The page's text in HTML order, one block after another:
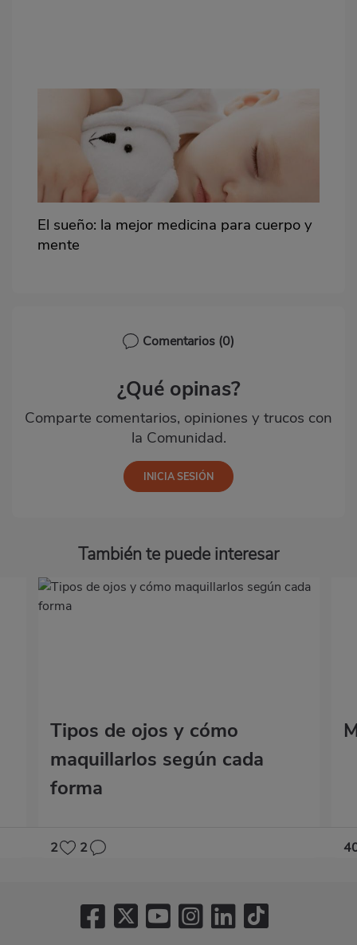
El sueño: la mejor medicina para cuerpo y
mente
Comentarios (0)
¿Qué opinas?
Comparte comentarios, opiniones y trucos con
la Comunidad.
También te puede interesar
Tipos de ojos y cómo
maquillarlos según cada
forma
2 2